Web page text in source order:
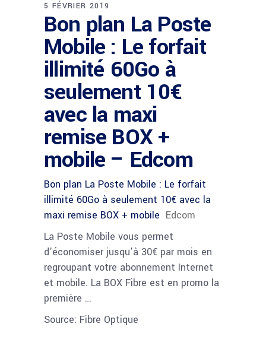
5 FÉVRIER 2019
Bon plan La Poste
Mobile : Le forfait
illimité 60Go à
seulement 10€
avec la maxi
remise BOX +
mobile – Edcom
Bon plan La Poste Mobile : Le forfait
illimité 60Go à seulement 10€ avec la
maxi remise BOX + mobile Edcom
La Poste Mobile vous permet
d’économiser jusqu’à 30€ par mois en
regroupant votre abonnement Internet
et mobile. La BOX Fibre est en promo la
première …
Source: Fibre Optique